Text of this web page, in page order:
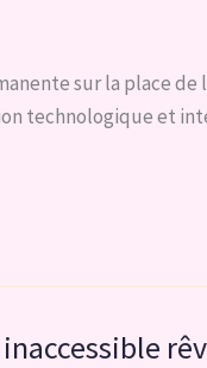
sur la place
technologique et